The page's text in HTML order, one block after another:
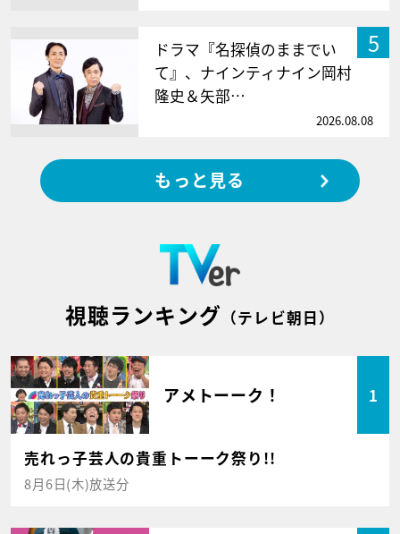
5
ドラマ『名探偵のままでい
て』、ナインティナイン岡村
隆史＆矢部…
2026.08.08
もっと見る
視聴ランキング （テレビ朝日）
アメトーーク！ 1
売れっ子芸人の貴重トーーク祭り!!
8月6日(木)放送分